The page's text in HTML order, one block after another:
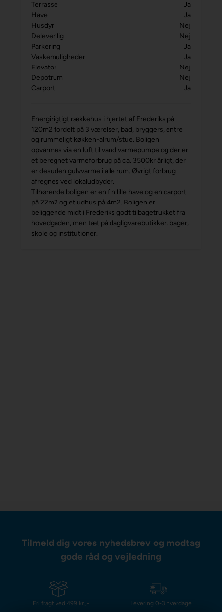
Terrasse
Ja
Have
Ja
Husdyr
Nej
Delevenlig
Nej
Parkering
Ja
Vaskemuligheder
Ja
Elevator
Nej
Depotrum
Nej
Carport
Ja
Energirigtigt rækkehus i hjertet af Frederiks på
120m2 fordelt på 3 værelser, bad, bryggers, entre
og rummeligt køkken-alrum/stue. Boligen
opvarmes via en luft til vand varmepumpe og der er
et beregnet varmeforbrug på ca. 3500kr årligt, der
er desuden gulvvarme i alle rum. Øvrigt forbrug
afregnes ved lokaludbyder.
Tilhørende boligen er en fin lille have og en carport
på 22m2 og et udhus på 4m2. Boligen er
beliggende midt i Frederiks godt tilbagetrukket fra
hovedgaden, men tæt på dagligvarebutikker, bager,
skole og institutioner.
Tilmeld dig vores nyhedsbrev og modtag
gode råd og vejledning
Fri fragt ved 499 kr.,- Levering 0-3 hverdage